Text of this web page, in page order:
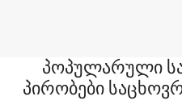
პოპულარული
პირობები